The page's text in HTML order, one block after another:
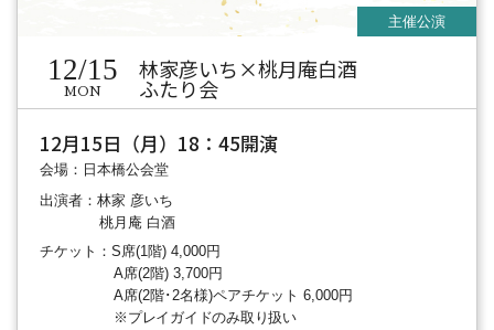
12/15
MON
林家彦いち×桃月庵白酒
ふたり会
12月15日（月）18：45開演
会場：日本橋公会堂
出演者：林家 彦いち
桃月庵 白酒
チケット：S席(1階) 4,000円
A席(2階) 3,700円
A席(2階･2名様)ペアチケット 6,000円
※プレイガイドのみ取り扱い